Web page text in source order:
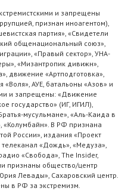
и запрещены
признан иноагентом),
партия», «Свидетели
общенациональный союз»,
«Правый сектор», УНА-
«Мизантропик дивижн»,
движение «Артподготовка»,
АУЕ, батальоны «Азов» и
и запрещены: «Движение
государство» (ИГ, ИГИЛ),
мусульмане», «Аль-Каида в
«Колумбайн». В РФ признана
России», издания «Проект
«Дождь», «Медуза»,
«Свобода», The Insider,
признаны общество/центр
Левады», Сахаровский центр.
в РФ за экстремизм.